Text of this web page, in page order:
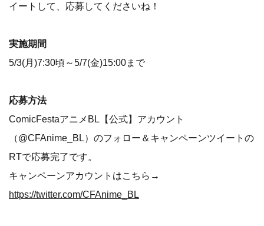
イートして、応募してくださいね！
​実施期間
​5/3(月)7:30頃～5/7(金)15:00まで
応募方法
ComicFestaアニメBL【公式】アカウント
（@CFAnime_BL）のフォロー＆キャンペーンツイートの
RTで応募完了です。
キャンペーンアカウントはこちら→
https://twitter.com/CFAnime_BL